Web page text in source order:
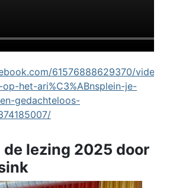
61576888629370/videos/
het-ari%C3%ABnsplein-je-
gedachteloos-
de lezing 2025 door